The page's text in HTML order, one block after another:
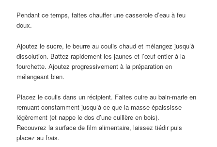
Pendant ce temps, faites chauffer une casserole d’eau à feu
doux.
Ajoutez le sucre, le beurre au coulis chaud et mélangez jusqu’à
dissolution. Battez rapidement les jaunes et l’œuf entier à la
fourchette. Ajoutez progressivement à la préparation en
mélangeant bien.
Placez le coulis dans un récipient. Faites cuire au bain-marie en
remuant constamment jusqu’à ce que la masse épaississe
légèrement (et nappe le dos d’une cuillère en bois).
Recouvrez la surface de film alimentaire, laissez tiédir puis
placez au frais.